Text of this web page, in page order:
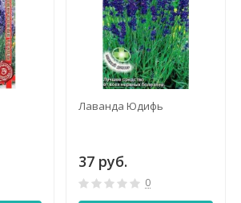
Лаванда Юдифь
37 руб.
0